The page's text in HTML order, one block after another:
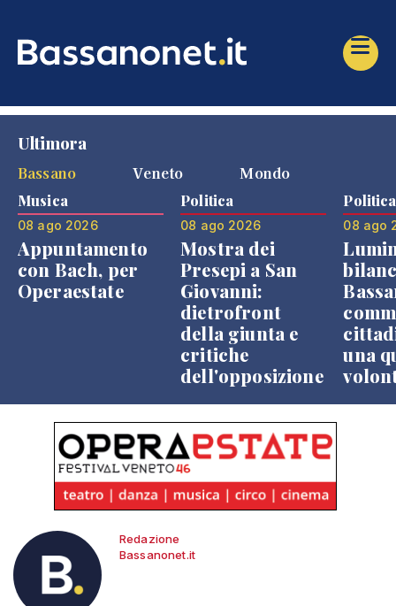
Ultimora
Bassano
Veneto Mondo
Musica
08 ago 2026
Appuntamento
con Bach, per
Operaestate
Politica
08 ago 2026
Mostra dei
Presepi a San
Giovanni:
dietrofront
della giunta e
critiche
dell'opposizione
Politica
08 ago
una
Redazione
Bassanonet.it